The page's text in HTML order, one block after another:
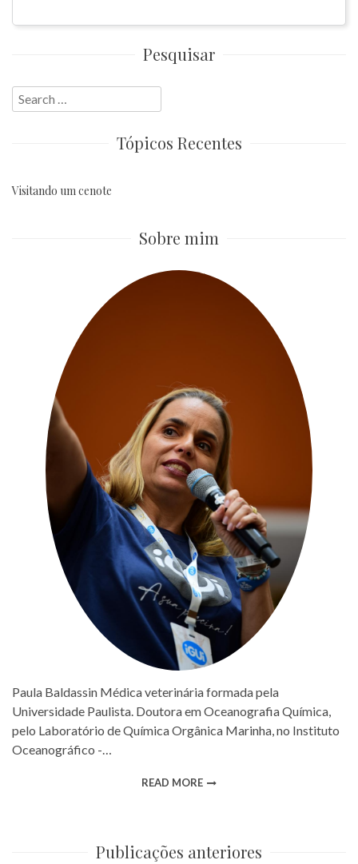
Pesquisar
Search
for:
Tópicos Recentes
Visitando um cenote
Sobre mim
Paula Baldassin Médica veterinária formada pela
Universidade Paulista. Doutora em Oceanografia Química,
pelo Laboratório de Química Orgânica Marinha, no Instituto
Oceanográfico -…
READ MORE
Publicações anteriores